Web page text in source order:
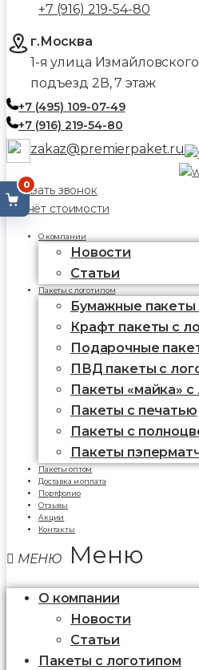
+7 (916) 219-54-80
г.Москва
1-я улица
подъезд 2В, 7 этаж
+7 (495) 109-07-49
+7 (916) 219-54-80
zakaz@premierpaket.ru
Заказать звонок
Расчёт стоимости
0
О компании
Новости
Статьи
Пакеты с логотипом
Бумажные пакеты
Крафт пакеты с
Подарочные
ПВД пакеты с
Пакеты «майка» с
Пакеты c печатью
Пакеты с
Пакеты
Пакеты оптом
Доставка и оплата
Портфолио
Отзывы
Акции
Контакты
Меню
О компании
Новости
Статьи
Пакеты с логотипом